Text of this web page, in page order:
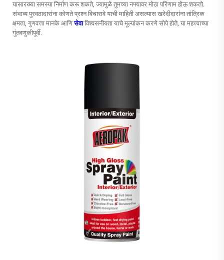
यासारख्या समस्या निर्माण करू शकते, ज्यामुळे तुमच्या नफ्यावर मोठा परिणाम होऊ शकतो.
संभाव्य पुरवठादारांना कोणते प्रश्न विचारावे याची माहिती असल्यास खरेदीदारांना तांत्रिक
क्षमता, गुणवत्ता मानके आणिसेवाविश्वसनीयता याचे मूल्यांकन करणे सोपे होते, या महत्त्वाच्या
गुंतवणुकीपूर्वी.